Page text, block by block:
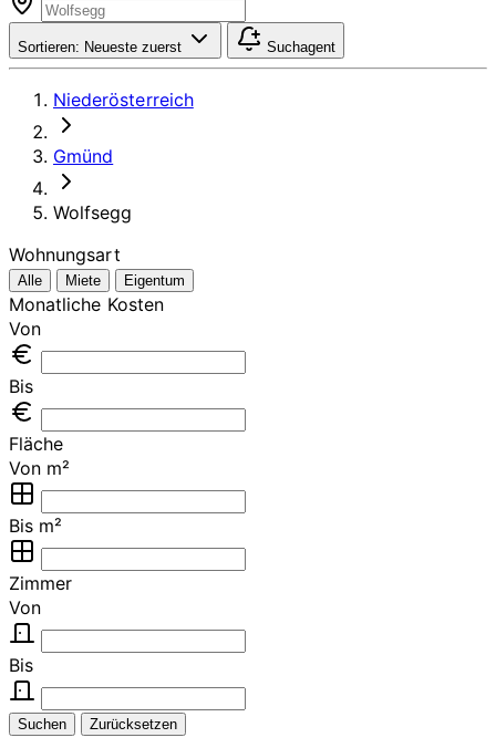
Sortieren: Neueste zuerst Suchagent
Niederösterreich
Gmünd
Wolfsegg
Wohnungsart
Alle Miete Eigentum
Monatliche Kosten
Von
Bis
Fläche
Von m²
Bis m²
Zimmer
Von
Bis
Suchen Zurücksetzen